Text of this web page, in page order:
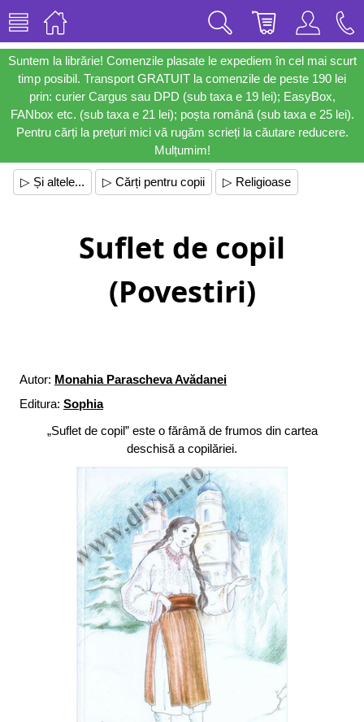
Suntem la librărie! Comenzile plasate le expediem în cel mai scurt
timp posibil. Transport GRATUIT la comenzile de peste 190 lei
prin: curier Cargus sau DPD (sub taxa e 19 lei); EasyBox,
FANbox etc. (sub taxa e 21 lei); poșta română (sub taxa e 25 lei).
Pentru cărți la prețuri mici vă rugăm scrieți la căutare reducere.
Mulțumim!
▷ Și altele... ▷ Cărți pentru copii ▷ Religioase
Suflet de copil
(Povestiri)
Autor: Monahia Parascheva Avădanei
Editura: Sophia
„Suflet de copil” este o fărâmă de frumos din cartea
deschisă a copilăriei.